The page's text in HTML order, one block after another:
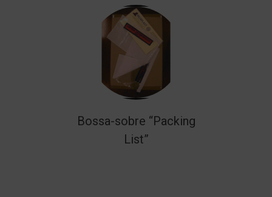
Bossa-sobre “Packing
List”